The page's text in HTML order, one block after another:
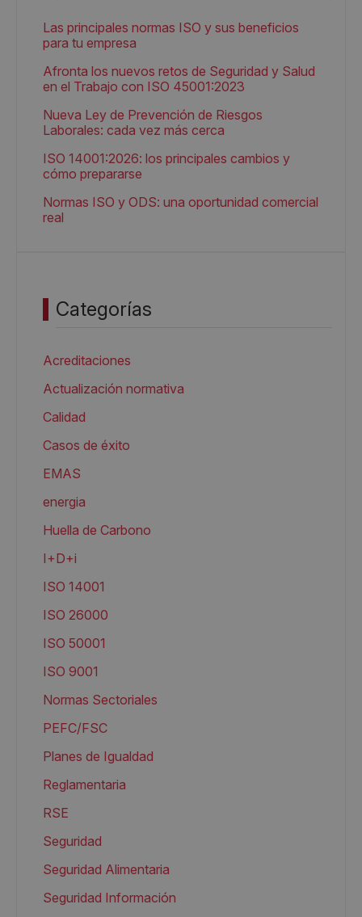
Las principales normas ISO y sus beneficios
para tu empresa
Afronta los nuevos retos de Seguridad y Salud
en el Trabajo con ISO 45001:2023
Nueva Ley de Prevención de Riesgos
Laborales: cada vez más cerca
ISO 14001:2026: los principales cambios y
cómo prepararse
Normas ISO y ODS: una oportunidad comercial
real
Categorías
Acreditaciones
Actualización normativa
Calidad
Casos de éxito
EMAS
energia
Huella de Carbono
I+D+i
ISO 14001
ISO 26000
ISO 50001
ISO 9001
Normas Sectoriales
PEFC/FSC
Planes de Igualdad
Reglamentaria
RSE
Seguridad
Seguridad Alimentaria
Seguridad Información